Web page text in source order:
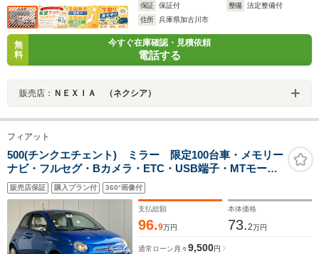
保証
保証付 整備
法定整備付
住所
兵庫県加古川市
無
料
今すぐ在庫確認・見積依頼
電話する
販売店： ＮＥＸＩＡ （ネクシア）
フィアット
500(チンクエチェント) ミラー 限定100台車・メモリー
ナビ・フルセグ・Bカメラ・ETC・USB端子・MTモー
ド・15インチAW・ツインエアターボエンジン・ディーラ
ー右ハンドル・
販売店保証 購入プラン付 360°画像付
支払総額
96.9万円
本体価格
73.2万円
通常ローン 月々9,500円